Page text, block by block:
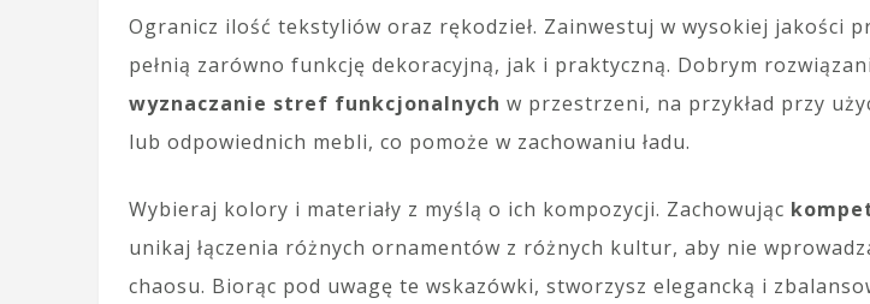
Ogranicz ilość tekstyliów oraz rękodzieł. Zainwestuj w wysokiej jakości
pełnią zarówno funkcję dekoracyjną, jak i praktyczną. Dobrym
wyznaczanie stref funkcjonalnych w przestrzeni, na przykład przy
lub odpowiednich mebli, co pomoże w zachowaniu ładu.
Wybieraj kolory i materiały z myślą o ich kompozycji. Zachowując
unikaj łączenia różnych ornamentów z różnych kultur, aby nie
chaosu. Biorąc pod uwagę te wskazówki, stworzysz elegancką i